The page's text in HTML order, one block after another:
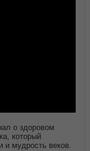
о здоровом
который
и мудрость веков.